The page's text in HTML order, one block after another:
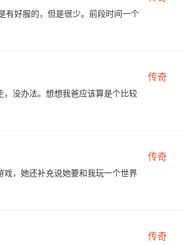
有好服的，但是很少。前段时间一个
传奇
没办法。想想我爸应该算是个比较
传奇
，她还补充说她要和我玩一个世界
传奇